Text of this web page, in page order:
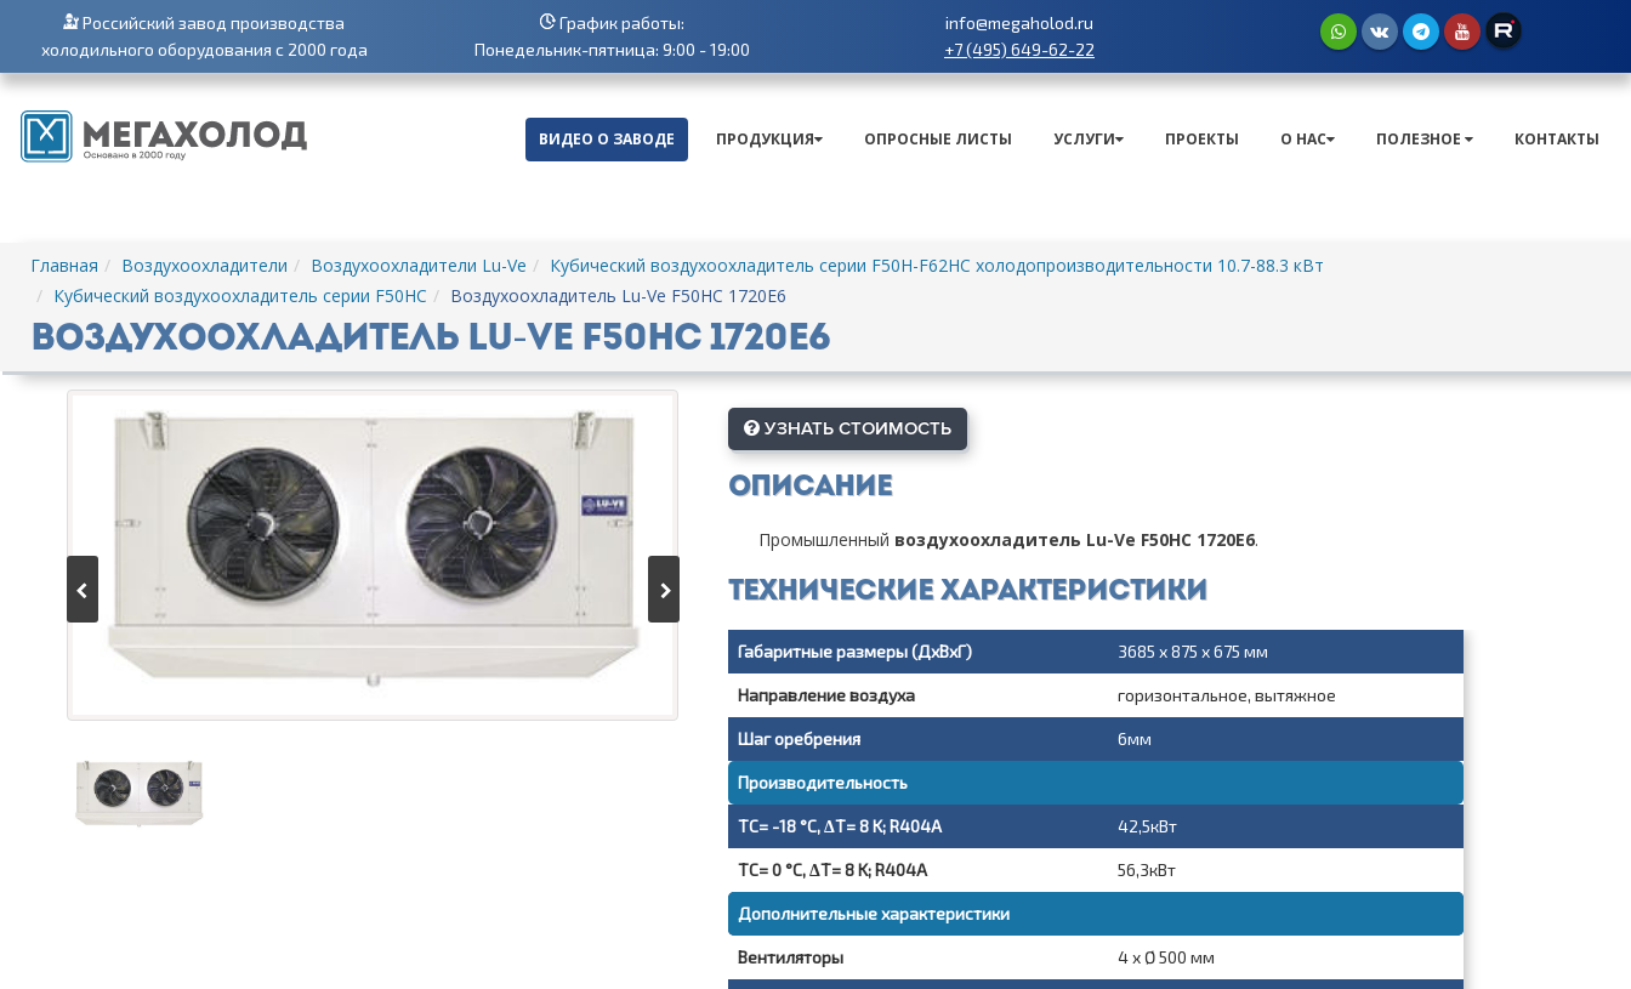
Российский завод производства
холодильного оборудования с 2000 года
График работы:
Понедельник-пятница: 9:00 - 19:00
info@megaholod.ru
+7 (495) 649-62-22
ВИДЕО О ЗАВОДЕ ПРОДУКЦИЯ ОПРОСНЫЕ ЛИСТЫ УСЛУГИ ПРОЕКТЫ О НАС ПОЛЕЗНОЕ КОНТАКТЫ
Главная Воздухоохладители Воздухоохладители Lu-Ve
Кубический воздухоохладитель серии F50H-F62HC холодопроизводительности 10.7-88.3 кВт
Кубический воздухоохладитель серии F50HC
Воздухоохладитель Lu-Ve F50HC 1720E6
Воздухоохладитель Lu-Ve F50HC 1720E6
УЗНАТЬ СТОИМОСТЬ
Описание
Промышленный воздухоохладитель Lu-Ve F50HC 1720E6.
Технические характеристики
Габаритные размеры (ДxВxГ) 3685 x 875 x 675 мм
Направление воздуха горизонтальное, вытяжное
Шаг оребрения 6мм
Производительность
TC= -18 °C, ΔT= 8 K; R404A 42,5кВт
TC= 0 °C, ΔT= 8 K; R404A 56,3кВт
Дополнительные характеристики
Вентиляторы 4 x Ø 500 мм